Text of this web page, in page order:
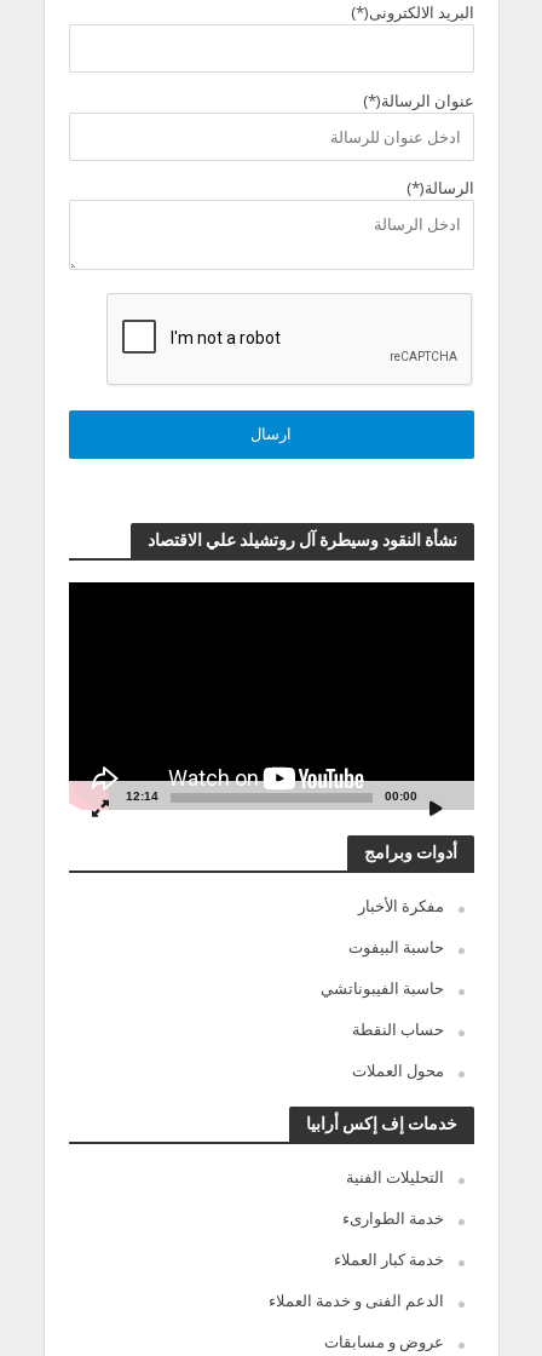
البريد الالكترونى(*)
عنوان الرسالة(*)
الرسالة(*)
نشأة النقود وسيطرة آل روتشيلد علي الاقتصاد
00:00
12:14
أدوات وبرامج
مفكرة الأخبار
حاسبة البيفوت
حاسبة الفيبوناتشي
حساب النقطة
محول العملات
خدمات إف إكس أرابيا
التحليلات الفنية
خدمة الطوارىء
خدمة كبار العملاء
الدعم الفنى و خدمة العملاء
عروض و مسابقات